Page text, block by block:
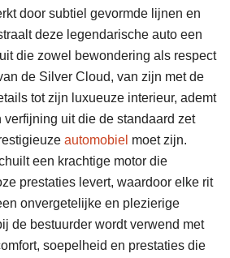
door subtiel gevormde lijnen en
deze legendarische auto een
die zowel bewondering als respect
de Silver Cloud, van zijn met de
tot zijn luxueuze interieur, ademt
verfijning uit die de standaard zet
automobiel moet zijn.
een krachtige motor die
prestaties levert, waardoor elke rit
onvergetelijke en plezierige
de bestuurder wordt verwend met
soepelheid en prestaties die